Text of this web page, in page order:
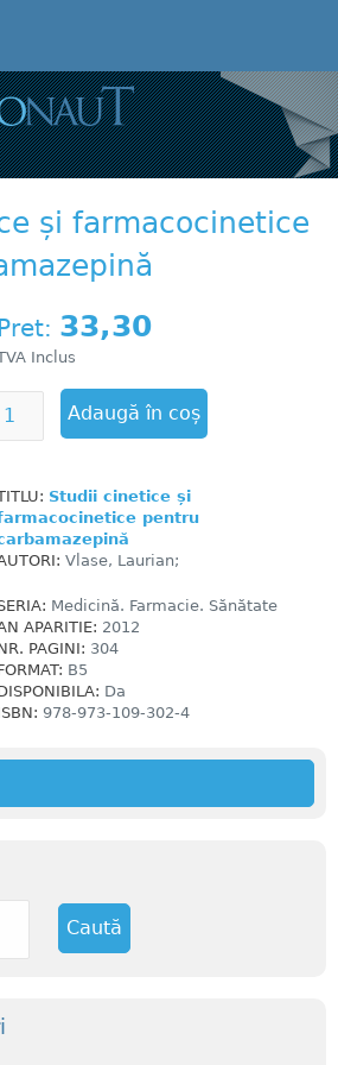
și farmacocinetice
Pret: 33,30
Inclus
Studii cinetice și
pentru
Vlase, Laurian;
Medicină. Farmacie. Sănătate
APARITIE: 2012
PAGINI: 304
B5
Da
978-973-109-302-4